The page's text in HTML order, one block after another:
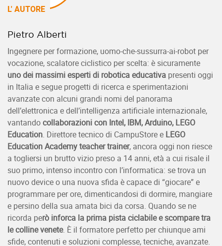
L' AUTORE
Pietro Alberti
Ingegnere per formazione, uomo-che-sussurra-ai-robot per
vocazione, scalatore ciclistico per scelta: è sicuramente
uno dei massimi esperti di robotica educativa presenti oggi
in Italia e segue progetti di ricerca e sperimentazioni
avanzate con alcuni grandi nomi del panorama
dell’elettronica e dell’intelligenza artificiale internazionale,
vantandocollaborazioni con Intel, IBM, Arduino, LEGO
Education. Direttore tecnico di CampuStore e LEGO
Education Academy teacher trainer, ancora oggi non riesce
a togliersi un brutto vizio preso a 14 anni, età a cui risale il
suo primo, intenso incontro con l’informatica: se trova un
nuovo device o una nuova sfida è capace di “giocare” e
programmare per ore, dimenticandosi di dormire, mangiare
e persino della sua amata bici da corsa. Quando se ne
ricorda però inforca la prima pista ciclabile e scompare tra
le colline venete. È il formatore perfetto per chiunque ami
sfide, contenuti e soluzioni complesse, tecniche, avanzate.